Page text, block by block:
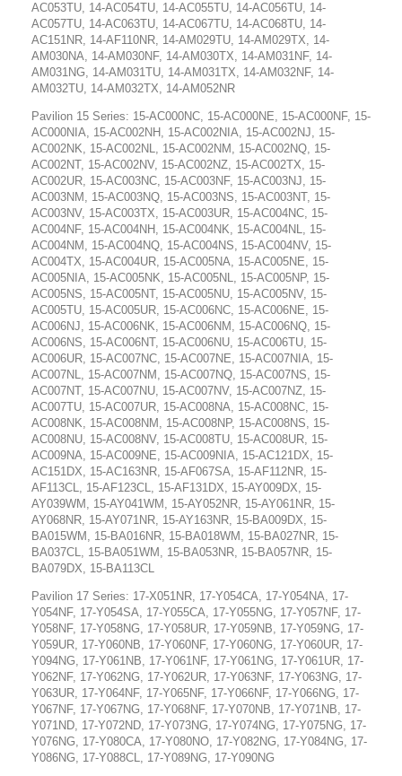
AC053TU, 14-AC054TU, 14-AC055TU, 14-AC056TU, 14-
AC057TU, 14-AC063TU, 14-AC067TU, 14-AC068TU, 14-
AC151NR, 14-AF110NR, 14-AM029TU, 14-AM029TX, 14-
AM030NA, 14-AM030NF, 14-AM030TX, 14-AM031NF, 14-
AM031NG, 14-AM031TU, 14-AM031TX, 14-AM032NF, 14-
AM032TU, 14-AM032TX, 14-AM052NR
Pavilion 15 Series: 15-AC000NC, 15-AC000NE, 15-AC000NF, 15-
AC000NIA, 15-AC002NH, 15-AC002NIA, 15-AC002NJ, 15-
AC002NK, 15-AC002NL, 15-AC002NM, 15-AC002NQ, 15-
AC002NT, 15-AC002NV, 15-AC002NZ, 15-AC002TX, 15-
AC002UR, 15-AC003NC, 15-AC003NF, 15-AC003NJ, 15-
AC003NM, 15-AC003NQ, 15-AC003NS, 15-AC003NT, 15-
AC003NV, 15-AC003TX, 15-AC003UR, 15-AC004NC, 15-
AC004NF, 15-AC004NH, 15-AC004NK, 15-AC004NL, 15-
AC004NM, 15-AC004NQ, 15-AC004NS, 15-AC004NV, 15-
AC004TX, 15-AC004UR, 15-AC005NA, 15-AC005NE, 15-
AC005NIA, 15-AC005NK, 15-AC005NL, 15-AC005NP, 15-
AC005NS, 15-AC005NT, 15-AC005NU, 15-AC005NV, 15-
AC005TU, 15-AC005UR, 15-AC006NC, 15-AC006NE, 15-
AC006NJ, 15-AC006NK, 15-AC006NM, 15-AC006NQ, 15-
AC006NS, 15-AC006NT, 15-AC006NU, 15-AC006TU, 15-
AC006UR, 15-AC007NC, 15-AC007NE, 15-AC007NIA, 15-
AC007NL, 15-AC007NM, 15-AC007NQ, 15-AC007NS, 15-
AC007NT, 15-AC007NU, 15-AC007NV, 15-AC007NZ, 15-
AC007TU, 15-AC007UR, 15-AC008NA, 15-AC008NC, 15-
AC008NK, 15-AC008NM, 15-AC008NP, 15-AC008NS, 15-
AC008NU, 15-AC008NV, 15-AC008TU, 15-AC008UR, 15-
AC009NA, 15-AC009NE, 15-AC009NIA, 15-AC121DX, 15-
AC151DX, 15-AC163NR, 15-AF067SA, 15-AF112NR, 15-
AF113CL, 15-AF123CL, 15-AF131DX, 15-AY009DX, 15-
AY039WM, 15-AY041WM, 15-AY052NR, 15-AY061NR, 15-
AY068NR, 15-AY071NR, 15-AY163NR, 15-BA009DX, 15-
BA015WM, 15-BA016NR, 15-BA018WM, 15-BA027NR, 15-
BA037CL, 15-BA051WM, 15-BA053NR, 15-BA057NR, 15-
BA079DX, 15-BA113CL
Pavilion 17 Series: 17-X051NR, 17-Y054CA, 17-Y054NA, 17-
Y054NF, 17-Y054SA, 17-Y055CA, 17-Y055NG, 17-Y057NF, 17-
Y058NF, 17-Y058NG, 17-Y058UR, 17-Y059NB, 17-Y059NG, 17-
Y059UR, 17-Y060NB, 17-Y060NF, 17-Y060NG, 17-Y060UR, 17-
Y094NG, 17-Y061NB, 17-Y061NF, 17-Y061NG, 17-Y061UR, 17-
Y062NF, 17-Y062NG, 17-Y062UR, 17-Y063NF, 17-Y063NG, 17-
Y063UR, 17-Y064NF, 17-Y065NF, 17-Y066NF, 17-Y066NG, 17-
Y067NF, 17-Y067NG, 17-Y068NF, 17-Y070NB, 17-Y071NB, 17-
Y071ND, 17-Y072ND, 17-Y073NG, 17-Y074NG, 17-Y075NG, 17-
Y076NG, 17-Y080CA, 17-Y080NO, 17-Y082NG, 17-Y084NG, 17-
Y086NG, 17-Y088CL, 17-Y089NG, 17-Y090NG